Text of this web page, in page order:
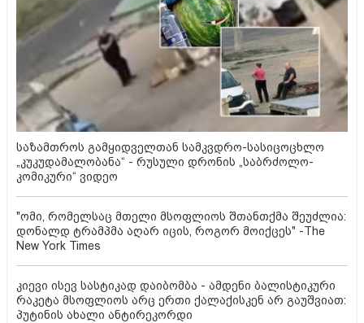
საზამთროს გამყიდველთან სამკვდრო-სასიცოცხლო
„კუკუდამალობანა“ - რუსული დრონის „საბრძოლო-
კომიკური“ ვიდეო
"ომი, რომელსაც მთელი მსოფლიოს შთანთქმა შეუძლია:
დონალდ ტრამპმა აღარ იცის, როგორ მოიქცეს" -The
New York Times
კიევი ისევ სასტიკად დაიბომბა - ამდენი ბალისტიკური
რაკეტა მსოფლიოს არც ერთი ქალაქისკენ არ გაუშვიათ:
პუტინის ახალი ანტირეკორდი